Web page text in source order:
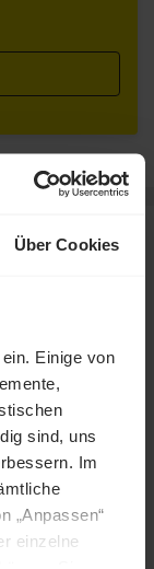
Über Cookies
Einige von
sind, uns
Im
„Anpassen“
einzelne